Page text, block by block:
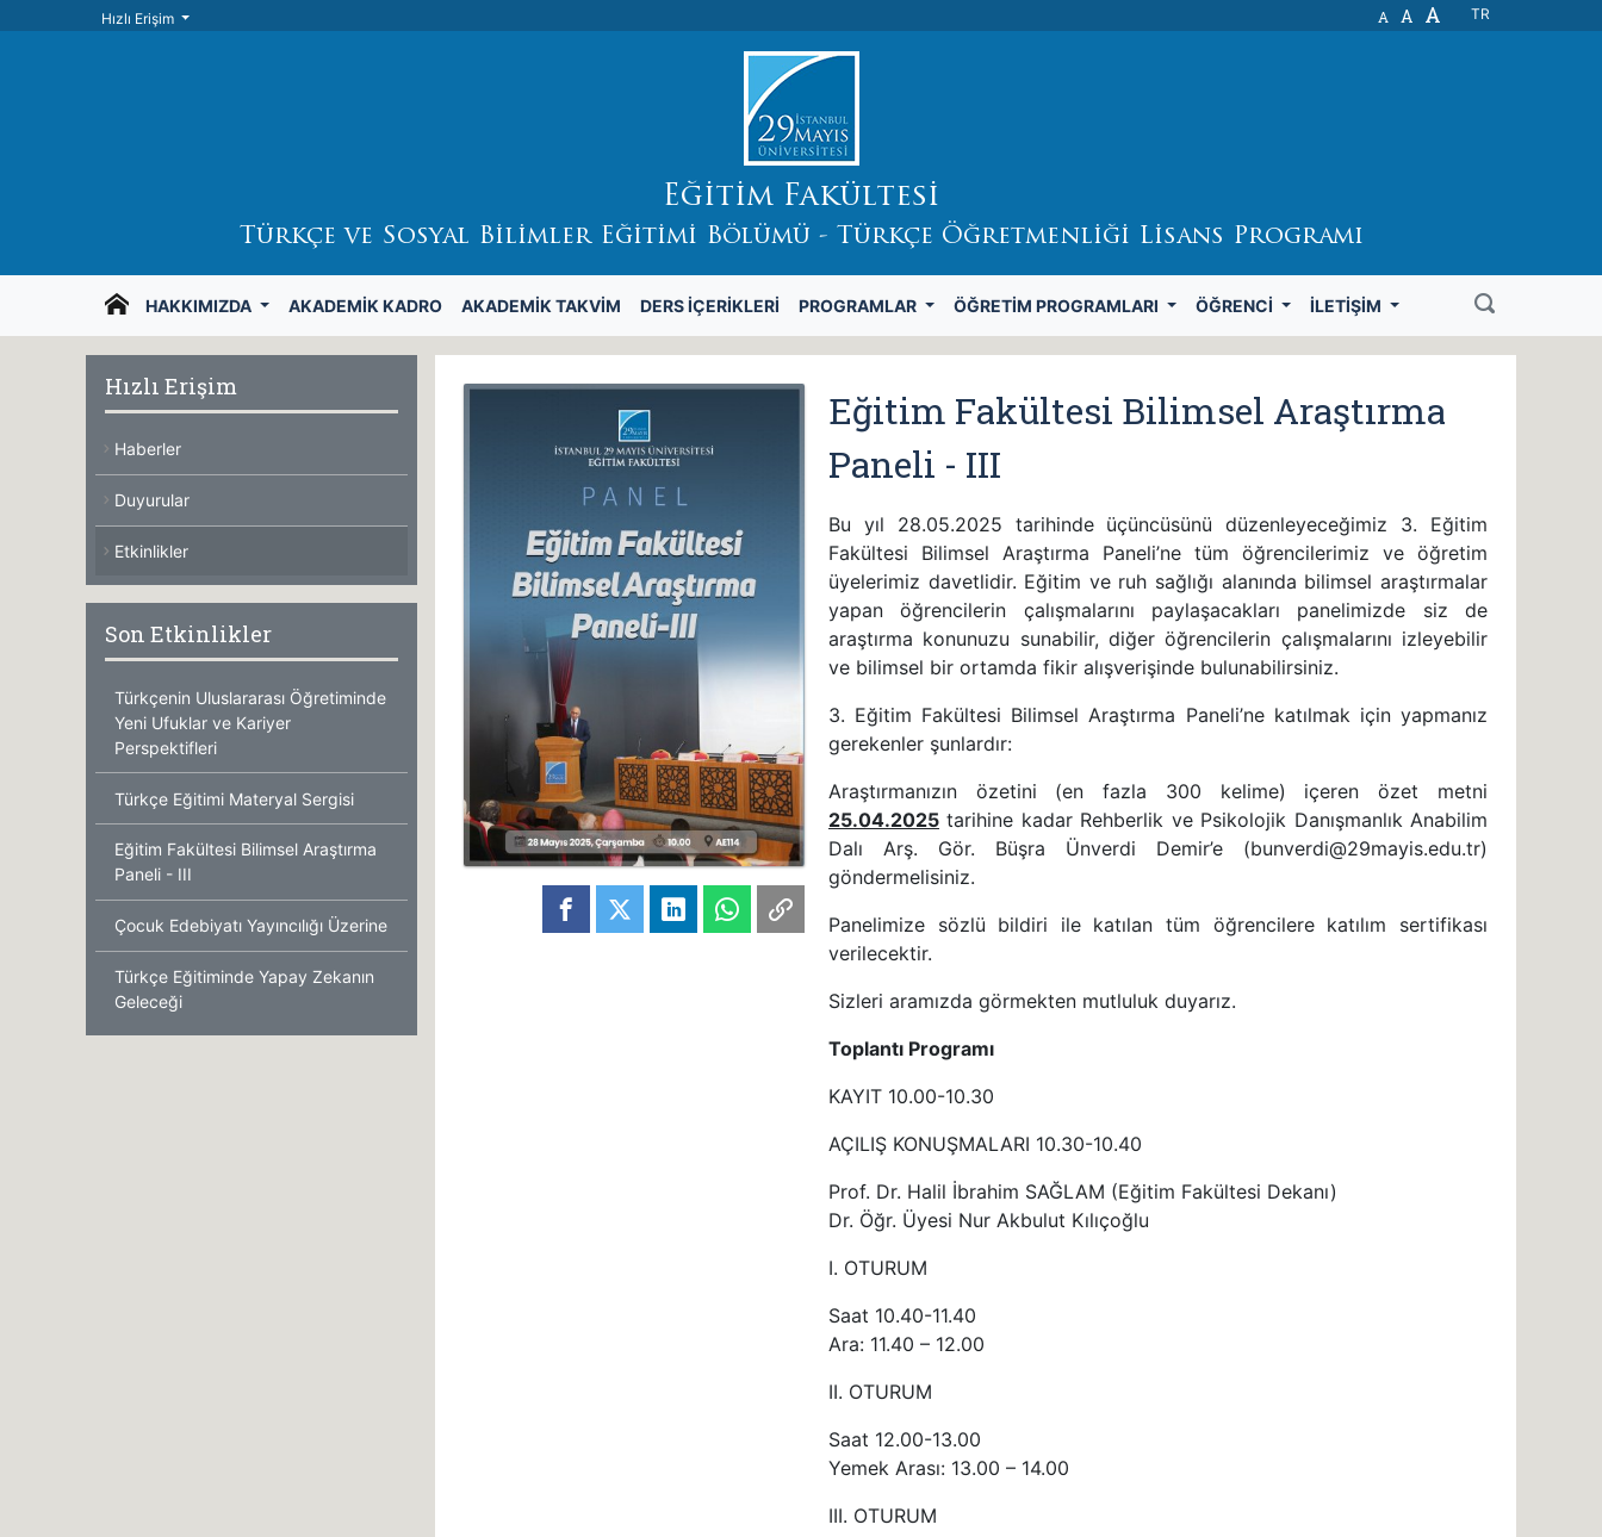
Hızlı Erişim A A A TR
Eğitim Fakültesi
Türkçe ve Sosyal Bilimler Eğitimi Bölümü - Türkçe Öğretmenliği Lisans Programı
HAKKIMIZDA AKADEMIK KADRO AKADEMIK TAKVIM DERS İÇERIKLERI PROGRAMLAR ÖĞRETIM PROGRAMLARI ÖĞRENCI İLETIŞIM
Hızlı Erişim
Haberler
Duyurular
Etkinlikler
Son Etkinlikler
Türkçenin Uluslararası Öğretiminde
Yeni Ufuklar ve Kariyer
Perspektifleri
Türkçe Eğitimi Materyal Sergisi
Eğitim Fakültesi Bilimsel Araştırma
Paneli - III
Çocuk Edebiyatı Yayıncılığı Üzerine
Türkçe Eğitiminde Yapay Zekanın
Geleceği
Eğitim Fakültesi Bilimsel Araştırma
Paneli - III
Bu yıl 28.05.2025 tarihinde üçüncüsünü düzenleyeceğimiz 3. Eğitim
Fakültesi Bilimsel Araştırma Paneli’ne tüm öğrencilerimiz ve öğretim
üyelerimiz davetlidir. Eğitim ve ruh sağlığı alanında bilimsel araştırmalar
yapan öğrencilerin çalışmalarını paylaşacakları panelimizde siz de
araştırma konunuzu sunabilir, diğer öğrencilerin çalışmalarını izleyebilir
ve bilimsel bir ortamda fikir alışverişinde bulunabilirsiniz.
3. Eğitim Fakültesi Bilimsel Araştırma Paneli’ne katılmak için yapmanız
gerekenler şunlardır:
Araştırmanızın özetini (en fazla 300 kelime) içeren özet metni
25.04.2025tarihine kadar Rehberlik ve Psikolojik Danışmanlık Anabilim
Dalı Arş. Gör. Büşra Ünverdi Demir’e (bunverdi@29mayis.edu.tr)
göndermelisiniz.
Panelimize sözlü bildiri ile katılan tüm öğrencilere katılım sertifikası
verilecektir.
Sizleri aramızda görmekten mutluluk duyarız.
Toplantı Programı
KAYIT 10.00-10.30
AÇILIŞ KONUŞMALARI 10.30-10.40
Prof. Dr. Halil İbrahim SAĞLAM (Eğitim Fakültesi Dekanı)
Dr. Öğr. Üyesi Nur Akbulut Kılıçoğlu
I. OTURUM
Saat 10.40-11.40
Ara: 11.40 – 12.00
II. OTURUM
Saat 12.00-13.00
Yemek Arası: 13.00 – 14.00
III. OTURUM